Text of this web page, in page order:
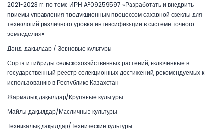
2021-2023 гг. по теме ИРН AP09259597 «Разработать и внедрить
приемы управления продукционным процессом сахарной свеклы для
технологий различного уровня интенсификации в системе точного
земледелия»
Дәнді дақылдар / Зерновые культуры
Сорта и гибриды сельскохозяйственных растений, включенные в
государственный реестр селекционных достижений, рекомендуемых к
использованию в Республике Казахстан
Жармалық дақылдар/Крупяные культуры
Майлы дақылдар/Масличные культуры
Техникалық дақылдар/Технические культуры